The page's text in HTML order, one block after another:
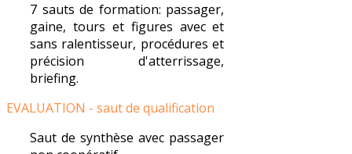
7 sauts de formation: passager,
gaine, tours et figures avec et
sans ralentisseur, procédures et
précision d'atterrissage,
briefing.
EVALUATION - saut de qualification
Saut de synthèse avec passager